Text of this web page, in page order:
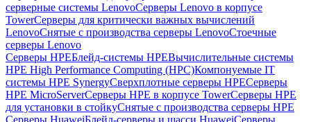
серверные системы LenovoСерверы Lenovo в корпусе
TowerСерверы для критически важных вычислений
LenovoСнятые с производства серверы LenovoСтоечные
серверы Lenovo
Серверы HPEБлейд-системы HPEВычислительные системы
HPE High Performance Computing (HPC)Компонуемые IT
системы HPE SynergyСверхплотные серверы HPEСерверы
HPE MicroServerСерверы HPE в корпусе TowerСерверы HPE
для установки в стойкуСнятые с производства серверы HPE
Серверы HuaweiБлейд-серверы и шасси HuaweiСерверы